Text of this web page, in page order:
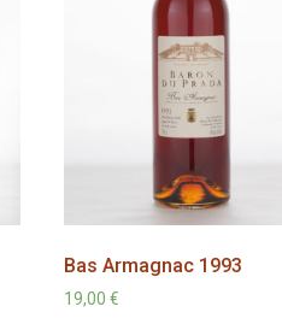
Bas Armagnac 1993
19,00€